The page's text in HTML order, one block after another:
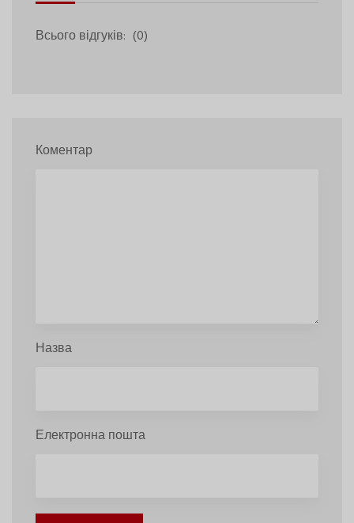
Всього відгуків: (0)
Коментар
Назва
Електронна пошта